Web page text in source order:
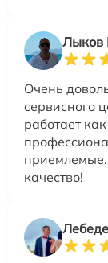
Лыков
Очень
сервисного
работает
качество!